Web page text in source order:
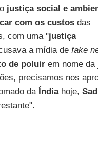
justiça social e
com os custosdas
com uma "justiça
a mídia de fake
de poluirem nome da
precisamos nos
da Índiahoje,